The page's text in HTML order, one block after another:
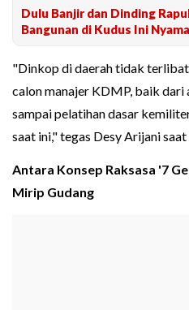
Dulu Banjir dan Dinding
Bangunan di Kudus Ini
"Dinkop di daerah tidak
calon manajer KDMP, baik dari
sampai pelatihan dasar
saat ini," tegas Desy Arijani
Antara Konsep Raksasa '7
Mirip Gudang